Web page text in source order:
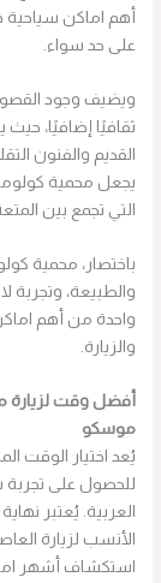
أهم اماكن
على حد سواء.
ويضيف وجود القصور
ثقافيًا إضافيًا،
القديم والفنون
يجعل محمية
التي تجمع بين
باختصار، محمية
والطبيعة، وتجربة
واحدة من أهم
والزيارة.
أفضل وقت لزيارة
موسكو
يُعد اختيار الوقت
للحصول على
العربية. يُعتبر
الأنسب لزيارة
استكشاف أشهر